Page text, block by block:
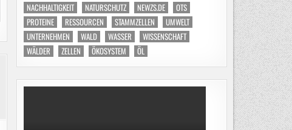
NACHHALTIGKEIT
NATURSCHUTZ NEWZS.DE
OTS
PROTEINE
RESSOURCEN STAMMZELLEN
UMWELT
UNTERNEHMEN
WALD WASSER
WISSENSCHAFT
WÄLDER
ZELLEN ÖKOSYSTEM ÖL